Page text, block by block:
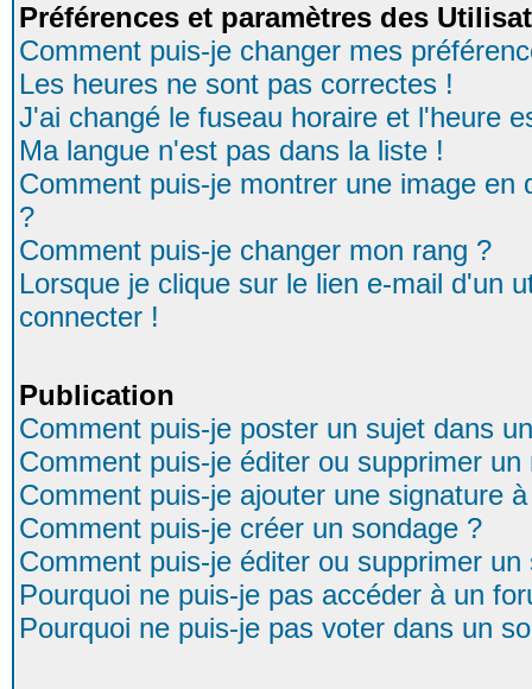
Préférences et paramètres des
Comment puis-je changer mes
Les heures ne sont pas correctes !
J'ai changé le fuseau horaire et l'heure
Ma langue n'est pas dans la liste !
Comment puis-je montrer une image
?
Comment puis-je changer mon rang ?
Lorsque je clique sur le lien e-mail d'un
connecter !
Publication
Comment puis-je poster un sujet dans
Comment puis-je éditer ou supprimer un
Comment puis-je ajouter une signature
Comment puis-je créer un sondage ?
Comment puis-je éditer ou supprimer un
Pourquoi ne puis-je pas accéder à un
Pourquoi ne puis-je pas voter dans un